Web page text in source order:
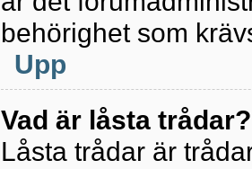
behörighet som
Upp
Vad är låsta trådar?
Låsta trådar är